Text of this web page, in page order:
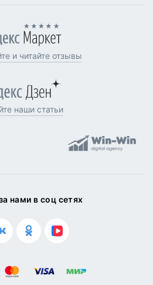
нами в соц сетях
и читайте отзывы
наши статьи